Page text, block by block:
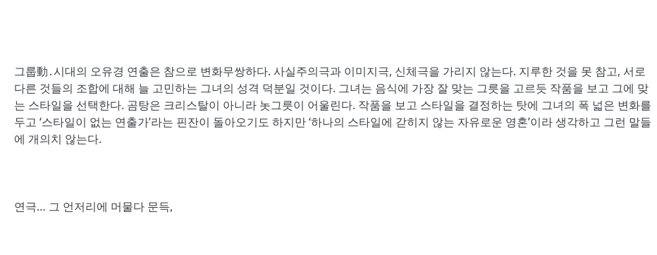
그룹動․시대의 오유경 연출은 참으로 변화무쌍하다. 사실주의극과 이미지극, 신체극을 가리지 않는다. 지루한 것을 못 참고, 서로
다른 것들의 조합에 대해 늘 고민하는 그녀의 성격 덕분일 것이다. 그녀는 음식에 가장 잘 맞는 그릇을 고르듯 작품을 보고 그에 맞
는 스타일을 선택한다. 곰탕은 크리스탈이 아니라 놋그릇이 어울린다. 작품을 보고 스타일을 결정하는 탓에 그녀의 폭 넓은 변화를
두고 ‘스타일이 없는 연출가’라는 핀잔이 돌아오기도 하지만 ‘하나의 스타일에 갇히지 않는 자유로운 영혼’이라 생각하고 그런 말들
에 개의치 않는다.
연극… 그 언저리에 머물다 문득,